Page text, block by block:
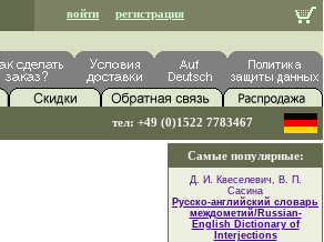
войти регистрация
тел: +49 (0)1522 7783467
Самые популярные:
Д. И. Квеселевич, В. П.
Сасина
Русско-английский словарь
междометий/Russian-
English Dictionary of
Interjections